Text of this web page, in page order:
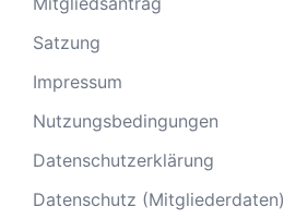
Satzung
Impressum
Nutzungsbedingungen
Datenschutzerklärung
Datenschutz (Mitgliederdaten)